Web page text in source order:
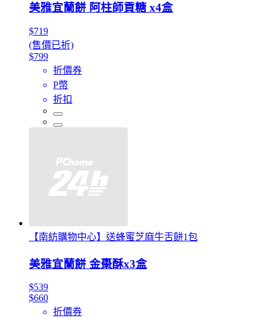
美雅宜蘭餅 阿柱師貢糖 x4盒
$719
(售價已折)
$799
折價券
P幣
折扣
【南紡購物中心】送蜂蜜芝麻牛舌餅1包
美雅宜蘭餅 金棗酥x3盒
$539
$660
折價券